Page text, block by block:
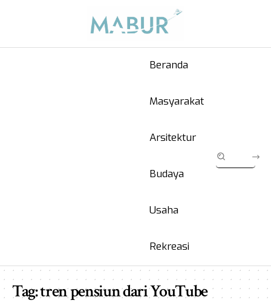
Beranda
Masyarakat
Arsitektur
Budaya
Usaha
Rekreasi
Tag:tren pensiun dari YouTube